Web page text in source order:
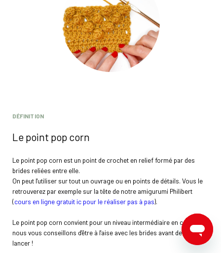
DÉFINITION
Le point pop corn
Le point pop corn est un point de crochet en relief formé par des
brides reliées entre elle.
On peut l'utiliser sur tout un ouvrage ou en points de détails. Vous le
retrouverez par exemple sur la tête de notre amigurumi Philibert
(cours en ligne gratuit ic pour le réaliser pas à pas).
Le point pop corn convient pour un niveau intermédiaire en crochet,
nous vous conseillons d'être à l'aise avec les brides avant de vous
lancer !